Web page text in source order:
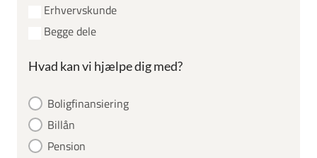
Erhvervskunde
Begge dele
Hvad kan vi hjælpe dig med?
Boligfinansiering
Billån
Pension